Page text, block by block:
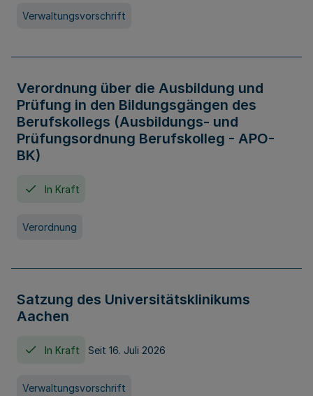
Verwaltungsvorschrift
Verordnung über die Ausbildung und
Prüfung in den Bildungsgängen des
Berufskollegs (Ausbildungs- und
Prüfungsordnung Berufskolleg - APO-
BK)
In Kraft
Verordnung
Satzung des Universitätsklinikums
Aachen
In Kraft Seit 16. Juli 2026
Verwaltungsvorschrift